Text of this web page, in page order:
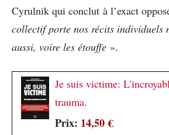
Cyrulnik qui conclut à l’exact
collectif porte nos récits individuels
aussi, voire les étouffe ».
Je suis victime:
trauma.
Prix: 14,50 €